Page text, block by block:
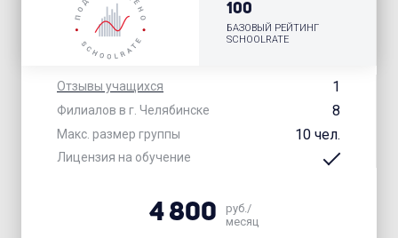
Отзывы учащихся 1
Филиалов в г. Челябинске 8
Макс. размер группы 10 чел.
Лицензия на обучение
100
БАЗОВЫЙ РЕЙТИНГ
SCHOOLRATE
4 800
руб./
месяц